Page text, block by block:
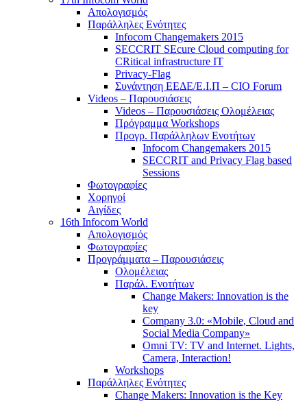
Απολογισμός
Παράλληλες Ενότητες
Infocom Changemakers 2015
SECCRIT SEcure Cloud computing for
CRitical infrastructure IT
Privacy-Flag
Συνάντηση ΕΕΔΕ/Ε.Ι.Π – CIO Forum
Videos – Παρουσιάσεις
Videos – Παρουσιάσεις Ολομέλειας
Πρόγραμμα Workshops
Προγρ. Παράλληλων Ενοτήτων
Infocom Changemakers 2015
SECCRIT and Privacy Flag based
Sessions
Φωτογραφίες
Χορηγοί
Αιγίδες
16th Infocom World
Απολογισμός
Φωτογραφίες
Προγράμματα – Παρουσιάσεις
Ολομέλειας
Παράλ. Ενοτήτων
Change Makers: Innovation is the
key
Company 3.0: «Mobile, Cloud and
Social Media Company»
Omni TV: TV and Internet. Lights,
Camera, Interaction!
Workshops
Παράλληλες Ενότητες
Change Makers: Innovation is the Key